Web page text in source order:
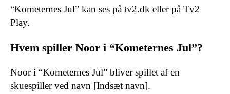
“Kometernes Jul” kan ses på tv2.dk eller på Tv2
Play.
Hvem spiller Noor i “Kometernes Jul”?
Noor i “Kometernes Jul” bliver spillet af en
skuespiller ved navn [Indsæt navn].